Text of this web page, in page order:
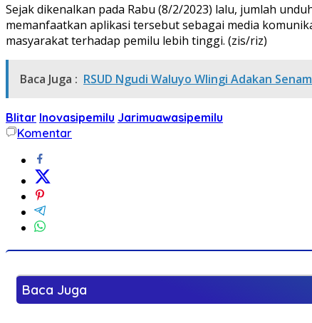
Sejak dikenalkan pada Rabu (8/2/2023) lalu, jumlah
memanfaatkan aplikasi tersebut sebagai media
masyarakat terhadap pemilu lebih tinggi. (zis/riz)
Baca Juga : RSUD Ngudi Waluyo Wlingi Adakan
Blitar Inovasipemilu Jarimuawasipemilu
Komentar
Baca Juga